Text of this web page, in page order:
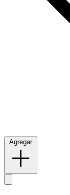
Agregar